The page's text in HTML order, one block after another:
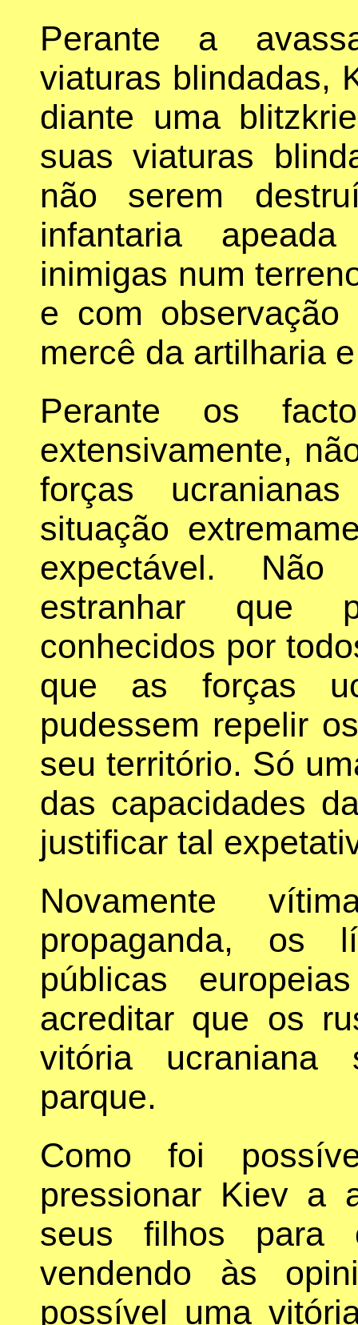
Perante a
viaturas blindadas,
diante uma
suas viaturas
não serem
infantaria
inimigas num
e com
mercê da artilharia
Perante os
extensivamente,
forças
situação
expectável.
estranhar que
conhecidos por
que as forças
pudessem repelir
seu território. Só
das capacidades
justificar tal
Novamente
propaganda, os
públicas
acreditar que os
vitória
parque.
Como foi
pressionar Kiev a
seus filhos para
vendendo às
possível uma